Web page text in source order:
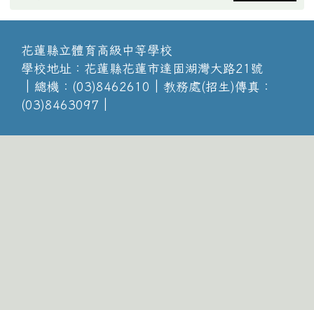
花蓮縣立體育高級中等學校
學校地址：花蓮縣花蓮市達固湖灣大路21號
│總機：(03)8462610│教務處(招生)傳真：
(03)8463097│